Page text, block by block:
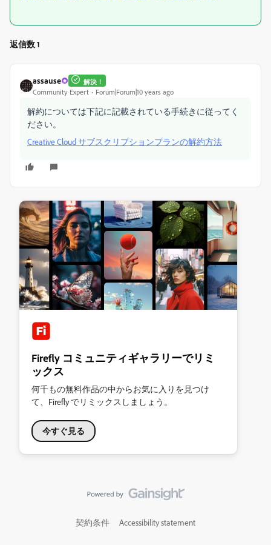
返信数 1
assause 解決！
Community Expert Forum|Forum|10 years ago
解約については下記に記載されている手続きに従ってく
ださい。
Creative Cloud サブスクリプションプランの解約方法
Firefly コミュニティギャラリーでリミ
ックス
何千もの無料作品の中からお気に入りを見つけ
て、Firefly でリミックスしましょう。
今すぐ見る
契約条件 Accessibility statement